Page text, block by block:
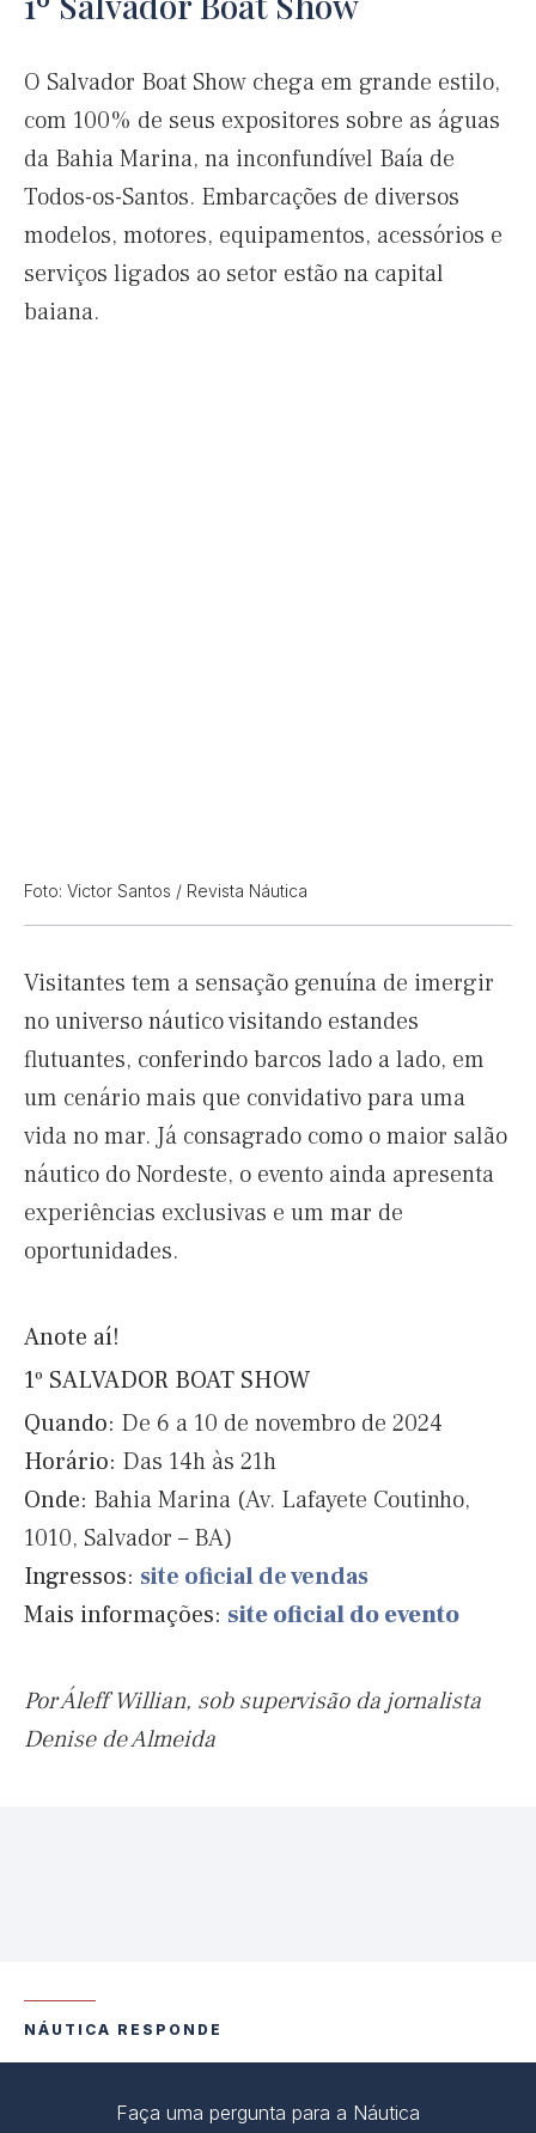
O Salvador Boat Show chega em grande estilo,
com 100% de seus expositores sobre as águas
da Bahia Marina, na inconfundível Baía de
Todos-os-Santos. Embarcações de diversos
modelos, motores, equipamentos, acessórios e
serviços ligados ao setor estão na capital
baiana.
Foto: Victor Santos / Revista Náutica
Visitantes tem a sensação genuína de imergir
no universo náutico visitando estandes
flutuantes, conferindo barcos lado a lado, em
um cenário mais que convidativo para uma
vida no mar. Já consagrado como o maior salão
náutico do Nordeste, o evento ainda apresenta
experiências exclusivas e um mar de
oportunidades.
Anote aí!
1º SALVADOR BOAT SHOW
Quando: De 6 a 10 de novembro de 2024
Horário: Das 14h às 21h
Onde: Bahia Marina (Av. Lafayete Coutinho,
1010, Salvador – BA)
Ingressos: site oficial de vendas
Mais informações: site oficial do evento
Por Áleff Willian, sob supervisão da jornalista
Denise de Almeida
NÁUTICA RESPONDE
Faça uma pergunta para a Náutica